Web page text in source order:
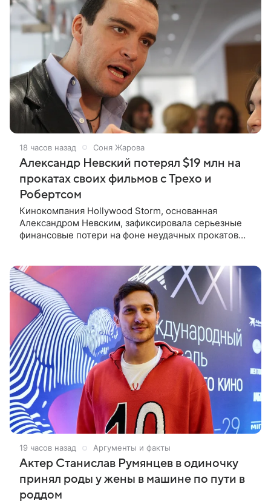
18 часов назад Соня Жарова
Александр Невский потерял $19 млн на
прокатах своих фильмов с Трехо и
Робертсом
Кинокомпания Hollywood Storm, основанная
Александром Невским, зафиксировала серьезные
финансовые потери на фоне неудачных прокатов
19 часов назад Аргументы и факты
Актер Станислав Румянцев в одиночку
принял роды у жены в машине по пути в
роддом